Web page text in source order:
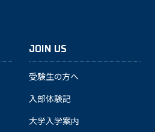
JOIN US
受験生の方へ
入部体験記
大学入学案内